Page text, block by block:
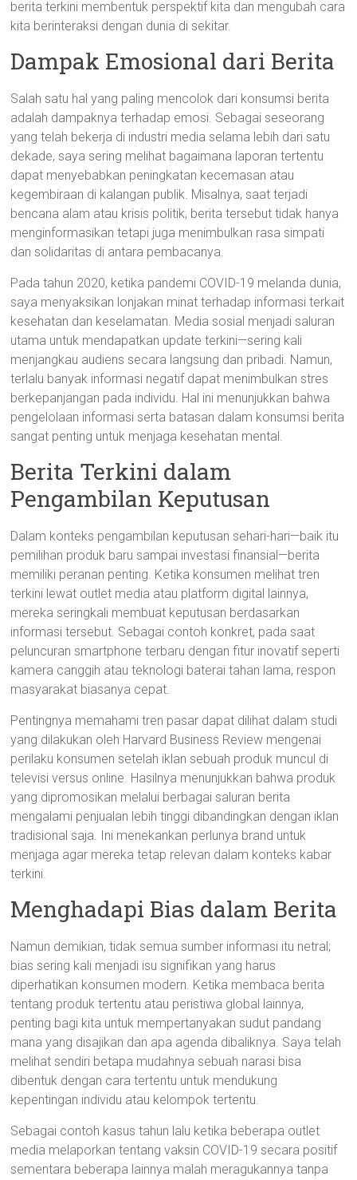
berita terkini membentuk perspektif kita dan mengubah cara
kita berinteraksi dengan dunia di sekitar.
Dampak Emosional dari Berita
Salah satu hal yang paling mencolok dari konsumsi berita
adalah dampaknya terhadap emosi. Sebagai seseorang
yang telah bekerja di industri media selama lebih dari satu
dekade, saya sering melihat bagaimana laporan tertentu
dapat menyebabkan peningkatan kecemasan atau
kegembiraan di kalangan publik. Misalnya, saat terjadi
bencana alam atau krisis politik, berita tersebut tidak hanya
menginformasikan tetapi juga menimbulkan rasa simpati
dan solidaritas di antara pembacanya.
Pada tahun 2020, ketika pandemi COVID-19 melanda dunia,
saya menyaksikan lonjakan minat terhadap informasi terkait
kesehatan dan keselamatan. Media sosial menjadi saluran
utama untuk mendapatkan update terkini—sering kali
menjangkau audiens secara langsung dan pribadi. Namun,
terlalu banyak informasi negatif dapat menimbulkan stres
berkepanjangan pada individu. Hal ini menunjukkan bahwa
pengelolaan informasi serta batasan dalam konsumsi berita
sangat penting untuk menjaga kesehatan mental.
Berita Terkini dalam
Pengambilan Keputusan
Dalam konteks pengambilan keputusan sehari-hari—baik itu
pemilihan produk baru sampai investasi finansial—berita
memiliki peranan penting. Ketika konsumen melihat tren
terkini lewat outlet media atau platform digital lainnya,
mereka seringkali membuat keputusan berdasarkan
informasi tersebut. Sebagai contoh konkret, pada saat
peluncuran smartphone terbaru dengan fitur inovatif seperti
kamera canggih atau teknologi baterai tahan lama, respon
masyarakat biasanya cepat.
Pentingnya memahami tren pasar dapat dilihat dalam studi
yang dilakukan oleh Harvard Business Review mengenai
perilaku konsumen setelah iklan sebuah produk muncul di
televisi versus online. Hasilnya menunjukkan bahwa produk
yang dipromosikan melalui berbagai saluran berita
mengalami penjualan lebih tinggi dibandingkan dengan iklan
tradisional saja. Ini menekankan perlunya brand untuk
menjaga agar mereka tetap relevan dalam konteks kabar
terkini.
Menghadapi Bias dalam Berita
Namun demikian, tidak semua sumber informasi itu netral;
bias sering kali menjadi isu signifikan yang harus
diperhatikan konsumen modern. Ketika membaca berita
tentang produk tertentu atau peristiwa global lainnya,
penting bagi kita untuk mempertanyakan sudut pandang
mana yang disajikan dan apa agenda dibaliknya. Saya telah
melihat sendiri betapa mudahnya sebuah narasi bisa
dibentuk dengan cara tertentu untuk mendukung
kepentingan individu atau kelompok tertentu.
Sebagai contoh kasus tahun lalu ketika beberapa outlet
media melaporkan tentang vaksin COVID-19 secara positif
sementara beberapa lainnya malah meragukannya tanpa